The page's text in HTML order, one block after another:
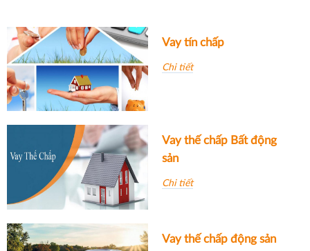
tôi
Tin
tức
dụng
Vay tín chấp
Chi tiết
Vay thế chấp Bất động
sản
Chi tiết
Vay thế chấp động sản